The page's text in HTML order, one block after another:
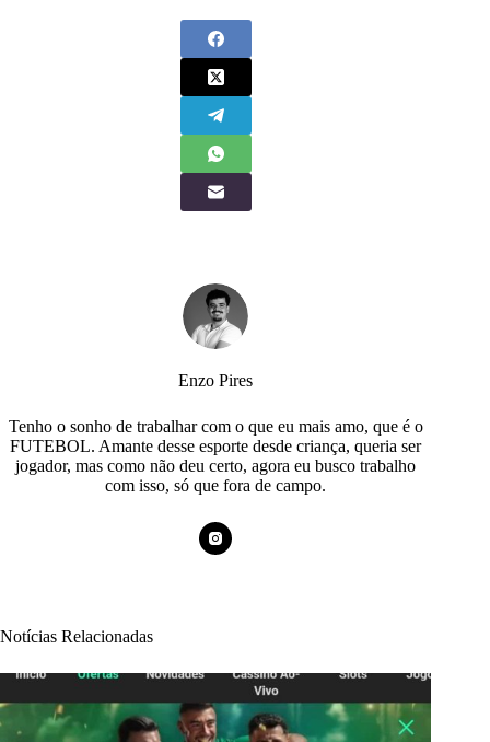
Enzo Pires
Tenho o sonho de trabalhar com o que eu mais amo, que é o
FUTEBOL. Amante desse esporte desde criança, queria ser
jogador, mas como não deu certo, agora eu busco trabalho
com isso, só que fora de campo.
Notícias Relacionadas